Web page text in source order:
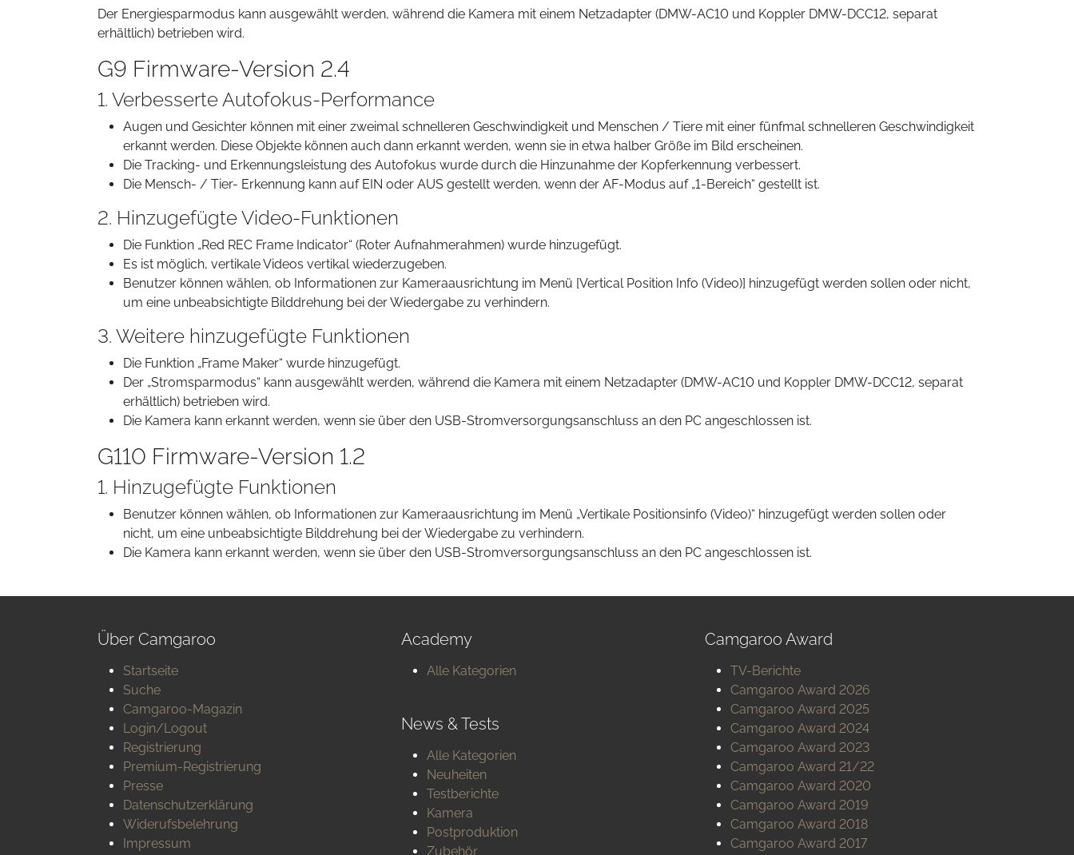
Der Energiesparmodus kann ausgewählt werden, während die Kamera mit einem Netzadapter (DMW-AC10 und Koppler DMW-DCC12, separat
erhältlich) betrieben wird.
G9 Firmware-Version 2.4
1. Verbesserte Autofokus-Performance
Augen und Gesichter können mit einer zweimal schnelleren Geschwindigkeit und Menschen / Tiere mit einer fünfmal schnelleren Geschwindigkeit
erkannt werden. Diese Objekte können auch dann erkannt werden, wenn sie in etwa halber Größe im Bild erscheinen.
Die Tracking- und Erkennungsleistung des Autofokus wurde durch die Hinzunahme der Kopferkennung verbessert.
Die Mensch- / Tier- Erkennung kann auf EIN oder AUS gestellt werden, wenn der AF-Modus auf „1-Bereich“ gestellt ist.
2. Hinzugefügte Video-Funktionen
Die Funktion „Red REC Frame Indicator“ (Roter Aufnahmerahmen) wurde hinzugefügt.
Es ist möglich, vertikale Videos vertikal wiederzugeben.
Benutzer können wählen, ob Informationen zur Kameraausrichtung im Menü [Vertical Position Info (Video)] hinzugefügt werden sollen oder nicht,
um eine unbeabsichtigte Bilddrehung bei der Wiedergabe zu verhindern.
3. Weitere hinzugefügte Funktionen
Die Funktion „Frame Maker“ wurde hinzugefügt.
Der „Stromsparmodus“ kann ausgewählt werden, während die Kamera mit einem Netzadapter (DMW-AC10 und Koppler DMW-DCC12, separat
erhältlich) betrieben wird.
Die Kamera kann erkannt werden, wenn sie über den USB-Stromversorgungsanschluss an den PC angeschlossen ist.
G110 Firmware-Version 1.2
1. Hinzugefügte Funktionen
Benutzer können wählen, ob Informationen zur Kameraausrichtung im Menü „Vertikale Positionsinfo (Video)“ hinzugefügt werden sollen oder
nicht, um eine unbeabsichtigte Bilddrehung bei der Wiedergabe zu verhindern.
Die Kamera kann erkannt werden, wenn sie über den USB-Stromversorgungsanschluss an den PC angeschlossen ist.
Über Camgaroo
Startseite
Suche
Camgaroo-Magazin
Login/Logout
Registrierung
Premium-Registrierung
Presse
Datenschutzerklärung
Widerufsbelehrung
Impressum
Academy
Alle Kategorien
News & Tests
Alle Kategorien
Neuheiten
Testberichte
Kamera
Postproduktion
Zubehör
Camgaroo Award
TV-Berichte
Camgaroo Award 2026
Camgaroo Award 2025
Camgaroo Award 2024
Camgaroo Award 2023
Camgaroo Award 21/22
Camgaroo Award 2020
Camgaroo Award 2019
Camgaroo Award 2018
Camgaroo Award 2017